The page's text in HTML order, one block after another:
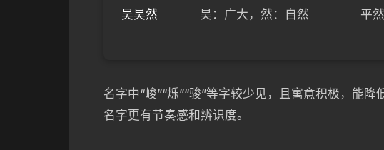
吴昊然 昊：广大，然：自然 平然
名字中“峻”“烁”“骏”等字较少见，且寓意积极，能
名字更有节奏感和辨识度。